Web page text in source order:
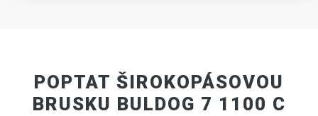
POPTAT ŠIROKOPÁSOVOU
BRUSKU BULDOG 7 1100 C